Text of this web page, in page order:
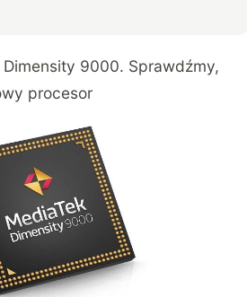
Dimensity 9000. Sprawdźmy,
procesor